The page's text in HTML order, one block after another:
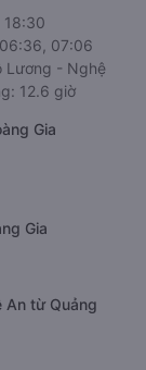
18:30
07:06
Lương - Nghệ
12.6 giờ
Gia
Gia
An từ Quảng